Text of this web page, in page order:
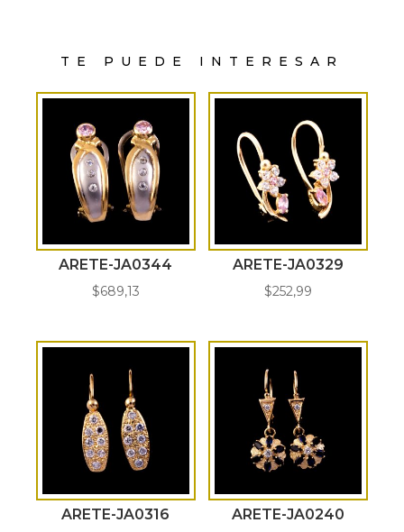
TE PUEDE INTERESAR
ARETE-JA0344
$689,13
ARETE-JA0329
$252,99
ARETE-JA0316 ARETE-JA0240